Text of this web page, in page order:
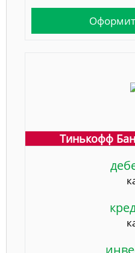
Тинькофф